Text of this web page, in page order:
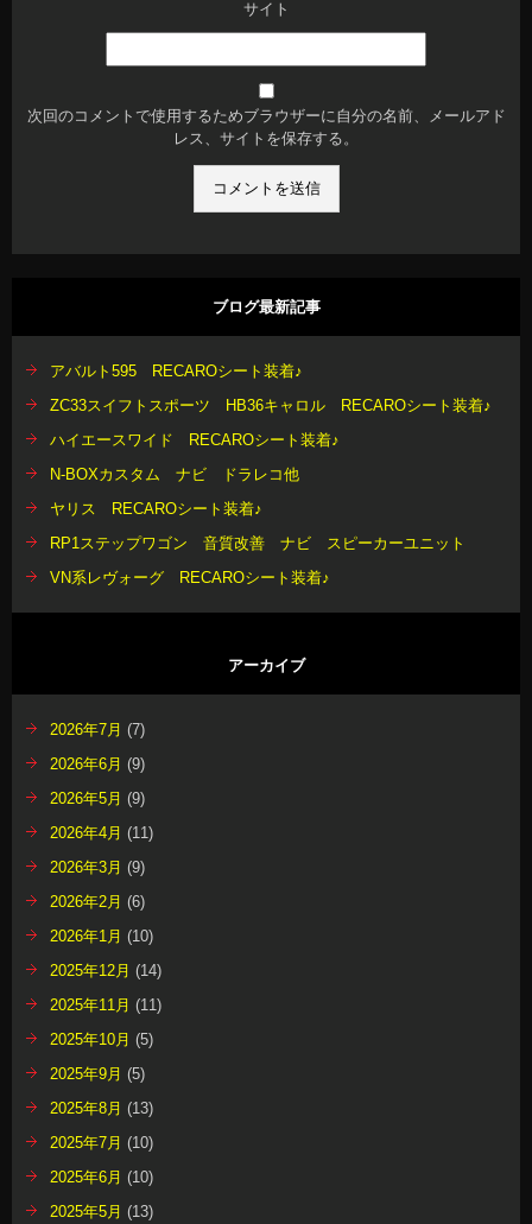
サイト
次回のコメントで使用するためブラウザーに自分の名前、メールアド
レス、サイトを保存する。
ブログ最新記事
アバルト595 RECAROシート装着♪
ZC33スイフトスポーツ HB36キャロル RECAROシート装着♪
ハイエースワイド RECAROシート装着♪
N-BOXカスタム ナビ ドラレコ他
ヤリス RECAROシート装着♪
RP1ステップワゴン 音質改善 ナビ スピーカーユニット
VN系レヴォーグ RECAROシート装着♪
アーカイブ
2026年7月 (7)
2026年6月 (9)
2026年5月 (9)
2026年4月 (11)
2026年3月 (9)
2026年2月 (6)
2026年1月 (10)
2025年12月 (14)
2025年11月 (11)
2025年10月 (5)
2025年9月 (5)
2025年8月 (13)
2025年7月 (10)
2025年6月 (10)
2025年5月 (13)